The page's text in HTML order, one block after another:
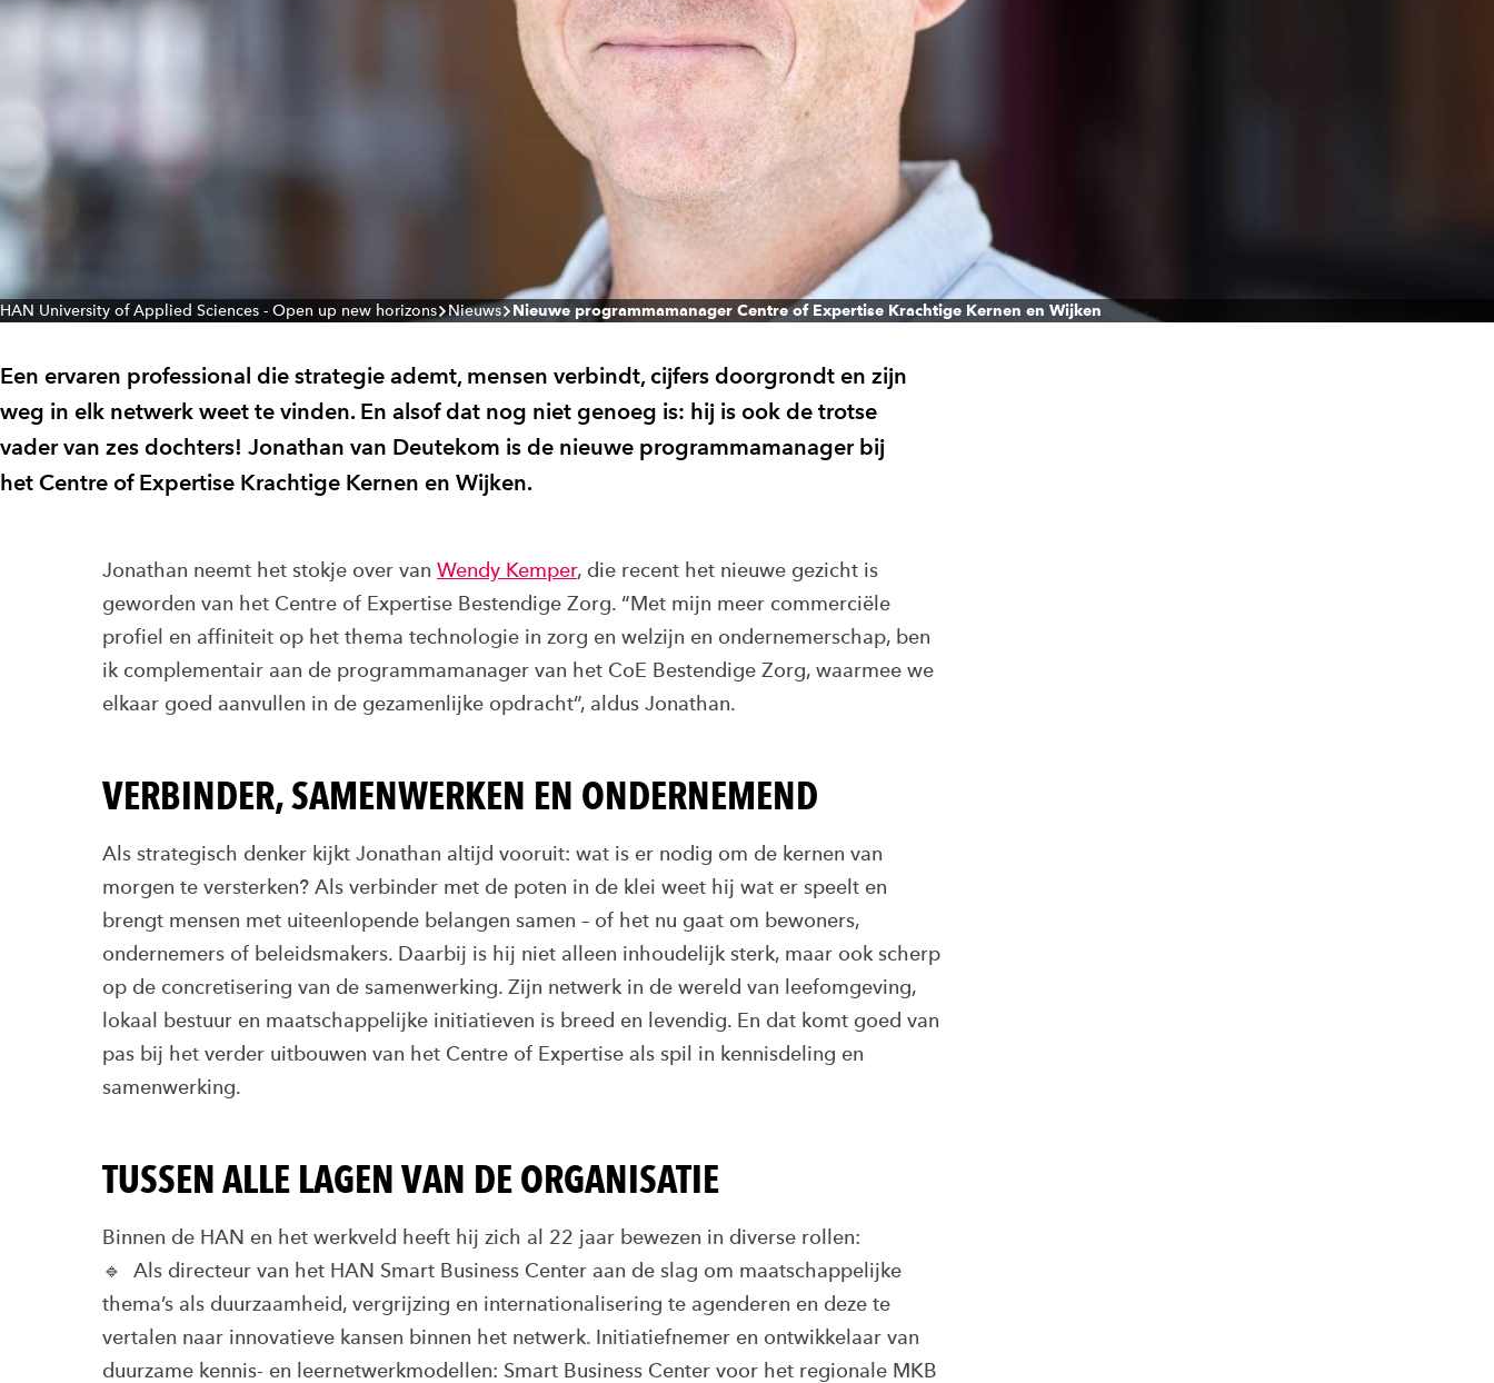
HAN University of Applied Sciences - Open up new horizons Nieuws Nieuwe programmamanager Centre of Expertise Krachtige Kernen en Wijken
Een ervaren professional die strategie ademt, mensen verbindt, cijfers doorgrondt en zijn
weg in elk netwerk weet te vinden. En alsof dat nog niet genoeg is: hij is ook de trotse
vader van zes dochters! Jonathan van Deutekom is de nieuwe programmamanager bij
het Centre of Expertise Krachtige Kernen en Wijken.
Jonathan neemt het stokje over van Wendy Kemper, die recent het nieuwe gezicht is
geworden van het Centre of Expertise Bestendige Zorg. “Met mijn meer commerciële
profiel en affiniteit op het thema technologie in zorg en welzijn en ondernemerschap, ben
ik complementair aan de programmamanager van het CoE Bestendige Zorg, waarmee we
elkaar goed aanvullen in de gezamenlijke opdracht”, aldus Jonathan.
VERBINDER, SAMENWERKEN EN ONDERNEMEND
Als strategisch denker kijkt Jonathan altijd vooruit: wat is er nodig om de kernen van
morgen te versterken? Als verbinder met de poten in de klei weet hij wat er speelt en
brengt mensen met uiteenlopende belangen samen – of het nu gaat om bewoners,
ondernemers of beleidsmakers. Daarbij is hij niet alleen inhoudelijk sterk, maar ook scherp
op de concretisering van de samenwerking. Zijn netwerk in de wereld van leefomgeving,
lokaal bestuur en maatschappelijke initiatieven is breed en levendig. En dat komt goed van
pas bij het verder uitbouwen van het Centre of Expertise als spil in kennisdeling en
samenwerking.
TUSSEN ALLE LAGEN VAN DE ORGANISATIE
Binnen de HAN en het werkveld heeft hij zich al 22 jaar bewezen in diverse rollen:
🔹 Als directeur van het HAN Smart Business Center aan de slag om maatschappelijke
thema’s als duurzaamheid, vergrijzing en internationalisering te agenderen en deze te
vertalen naar innovatieve kansen binnen het netwerk. Initiatiefnemer en ontwikkelaar van
duurzame kennis- en leernetwerkmodellen: Smart Business Center voor het regionale MKB